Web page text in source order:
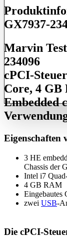
GX7937-
Marvin
234096
cPCI-
Core, 4 GB
Embedded
Eigenschaften
3 HE
Chassis der
Intel i7
4 GB RAM
Eingebautes
zwei USB-
Die cPCI-